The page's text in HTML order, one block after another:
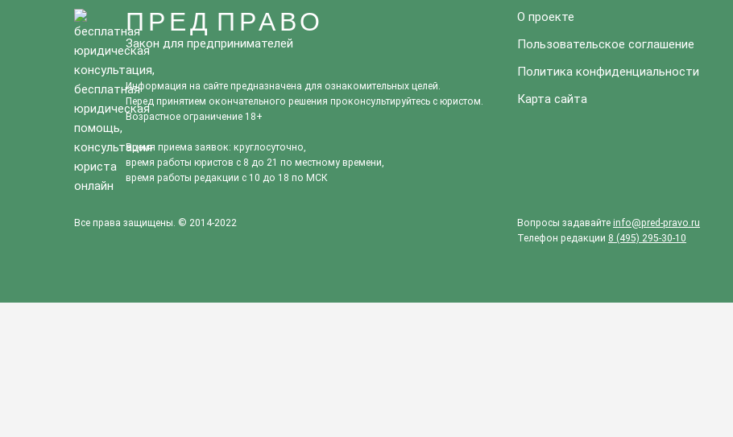
ПРЕД ПРАВО
Закон для предпринимателей
Информация на сайте предназначена для ознакомительных целей.
Перед принятием окончательного решения проконсультируйтесь с юристом.
Возрастное ограничение 18+
Время приема заявок: круглосуточно,
время работы юристов с 8 до 21 по местному времени,
время работы редакции с 10 до 18 по МСК
О проекте
Пользовательское соглашение
Политика конфиденциальности
Карта сайта
Все права защищены. © 2014-2022 Вопросы задавайте info@pred-pravo.ru
Телефон редакции 8 (495) 295-30-10